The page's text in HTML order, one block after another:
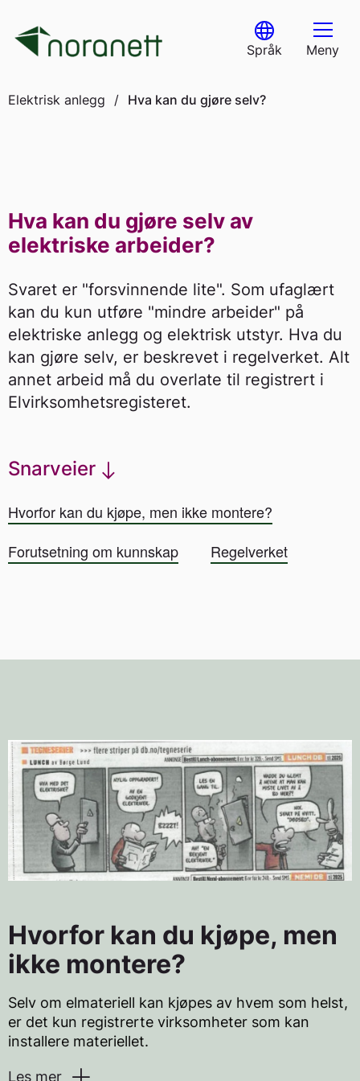
content
Språk
Select Language
Meny
Elektrisk anlegg / Hva kan du gjøre selv?
Hva kan du gjøre selv av
elektriske arbeider?
Svaret er "forsvinnende lite". Som ufaglært
kan du kun utføre "mindre arbeider" på
elektriske anlegg og elektrisk utstyr. Hva du
kan gjøre selv, er beskrevet i regelverket. Alt
annet arbeid må du overlate til registrert i
Elvirksomhetsregisteret.
Snarveier
Hvorfor kan du kjøpe, men ikke montere?
Forutsetning om kunnskap
Regelverket
Hvorfor kan du kjøpe, men
ikke montere?
Selv om elmateriell kan kjøpes av hvem som helst,
er det kun registrerte virksomheter som kan
installere materiellet.
Les mer